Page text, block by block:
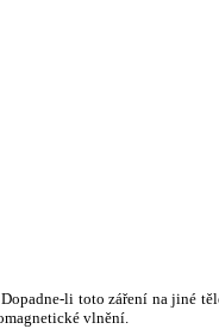
li toto záření na jiné
vlnění.